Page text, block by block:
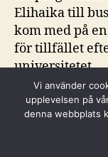
Elihaika till
kom med på
för tillfället
universitetet.
När mörkret
lagom
på en pikipiki
Vi använder
upplevelsen på
denna webbplats